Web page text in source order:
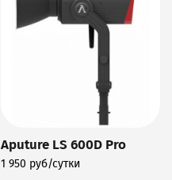
Aputure LS 600D Pro
1 950 руб/сутки